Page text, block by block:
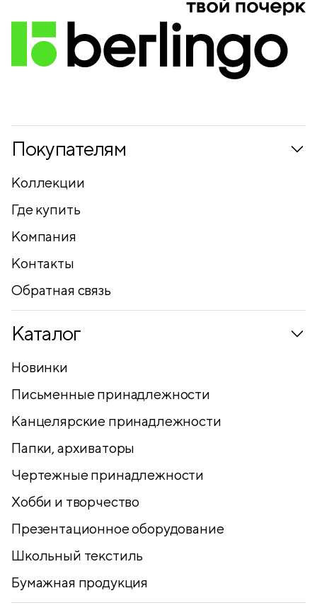
Покупателям
Коллекции
Где купить
Компания
Контакты
Обратная связь
Каталог
Новинки
Письменные принадлежности
Канцелярские принадлежности
Папки, архиваторы
Чертежные принадлежности
Хобби и творчество
Презентационное оборудование
Школьный текстиль
Бумажная продукция